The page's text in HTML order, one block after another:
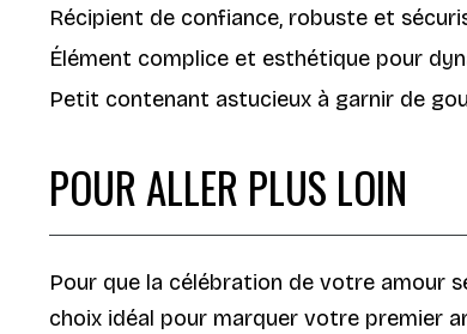
Récipient de confiance, robuste et
Élément complice et esthétique pour
Petit contenant astucieux à garnir de
POUR ALLER PLUS LOIN
Pour que la célébration de votre amour
choix idéal pour marquer votre premier